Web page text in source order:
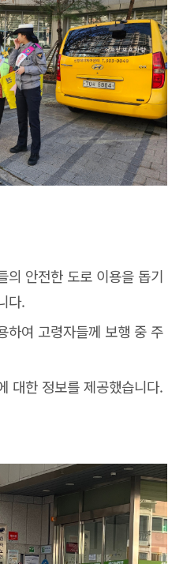
의 안전한 도로 이용을 돕기
다.
하여 고령자들께 보행 중 주
대한 정보를 제공했습니다.